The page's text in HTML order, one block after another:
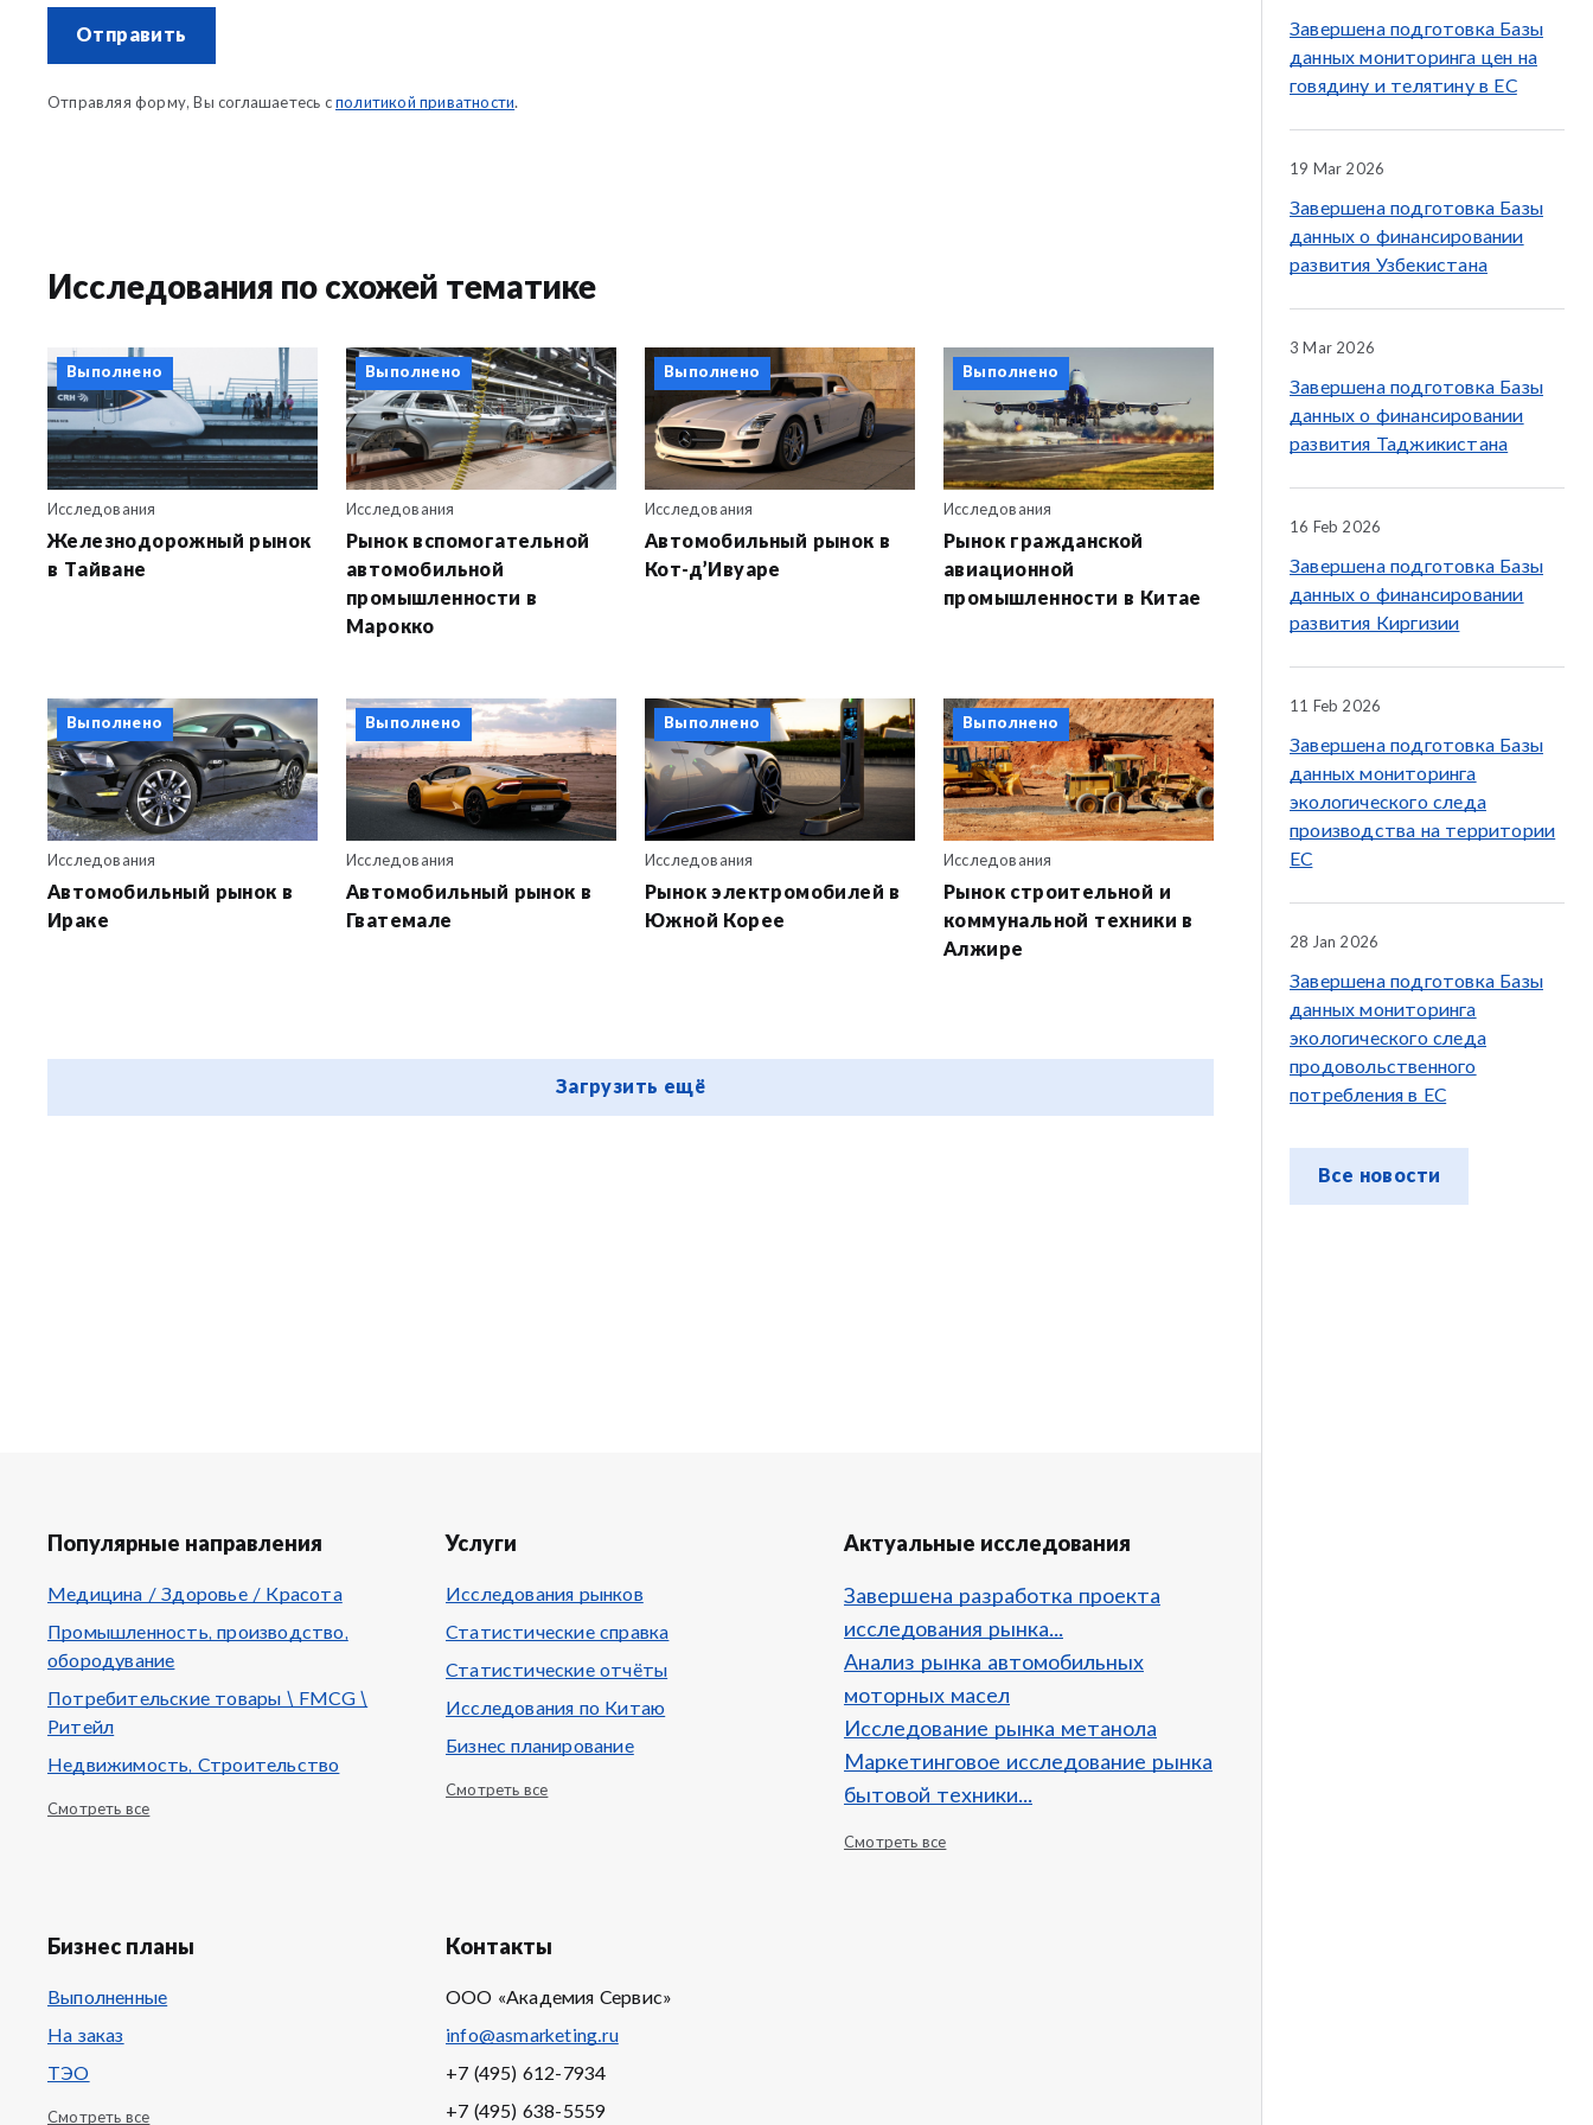
Отправить
Отправляя форму, Вы соглашаетесь с политикой приватности.
Исследования по схожей тематике
Выполнено
Исследования
Железнодорожный рынок
в Тайване
Выполнено
Исследования
Рынок вспомогательной
автомобильной
промышленности в
Марокко
Выполнено
Исследования
Автомобильный рынок в
Кот-д’Ивуаре
Выполнено
Исследования
Рынок гражданской
авиационной
промышленности в Китае
Выполнено
Исследования
Автомобильный рынок в
Ираке
Выполнено
Исследования
Автомобильный рынок в
Гватемале
Выполнено
Исследования
Рынок электромобилей в
Южной Корее
Выполнено
Исследования
Рынок строительной и
коммунальной техники в
Алжире
Загрузить ещё
Популярные направления
Медицина / Здоровье / Красота
Промышленность, производство,
обородувание
Потребительские товары \ FMCG \
Ритейл
Недвижимость, Строительство
Смотреть все
Услуги
Исследования рынков
Статистические справка
Статистические отчёты
Исследования по Китаю
Бизнес планирование
Смотреть все
Актуальные исследования
Завершена разработка проекта
исследования рынка...
Анализ рынка автомобильных
моторных масел
Исследование рынка метанола
Маркетинговое исследование рынка
бытовой техники...
Смотреть все
Бизнес планы
Выполненные
На заказ
ТЭО
Смотреть все
Контакты
ООО «Академия Сервис»
info@asmarketing.ru
+7 (495) 612-7934
+7 (495) 638-5559
Завершена подготовка Базы
данных мониторинга цен на
говядину и телятину в ЕС
19 Mar 2026
Завершена подготовка Базы
данных о финансировании
развития Узбекистана
3 Mar 2026
Завершена подготовка Базы
данных о финансировании
развития Таджикистана
16 Feb 2026
Завершена подготовка Базы
данных о финансировании
развития Киргизии
11 Feb 2026
Завершена подготовка Базы
данных мониторинга
экологического следа
производства на территории
ЕС
28 Jan 2026
Завершена подготовка Базы
данных мониторинга
экологического следа
продовольственного
потребления в ЕС
Все новости